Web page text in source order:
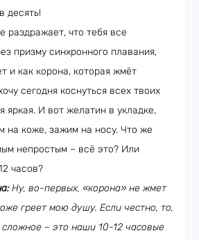
десять!
раздражает, что тебя все
призму синхронного плавания,
и как корона, которая жмёт
сегодня коснуться всех твоих
яркая. И вот желатин в укладке,
на коже, зажим на носу. Что же
непростым – всё это? Или
часов?
Ну, во-первых, «корона» не жмет
греет мою душу. Если честно, то,
– это наши 10-12 часовые